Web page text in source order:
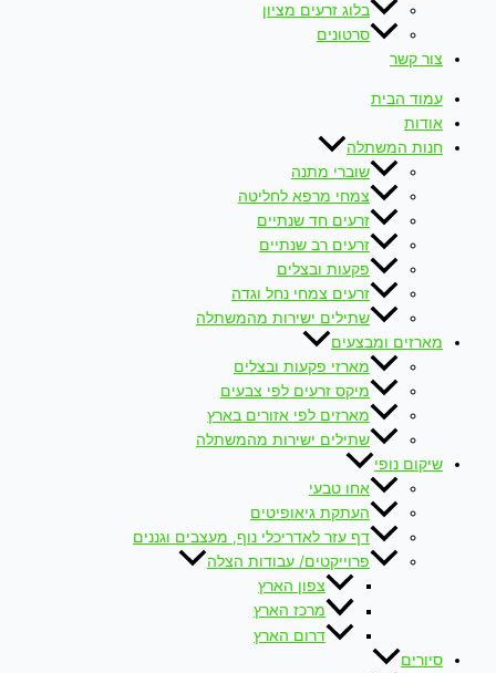
בלוג זרעים מציון
סרטונים
צור קשר
עמוד הבית
אודות
חנות המשתלה
שוברי מתנה
צמחי מרפא לחליטה
זרעים חד שנתיים
זרעים רב שנתיים
פקעות ובצלים
זרעים צמחי נחל וגדה
שתילים ישירות מהמשתלה
מארזים ומבצעים
מארזי פקעות ובצלים
מיקס זרעים לפי צבעים
מארזים לפי אזורים בארץ
שתילים ישירות מהמשתלה
שיקום נופי
אחו טבעי
העתקת גיאופיטים
דף עזר לאדריכלי נוף, מעצבים וגננים
פרוייקטים/ עבודות הצלה
צפון הארץ
מרכז הארץ
דרום הארץ
סיורים